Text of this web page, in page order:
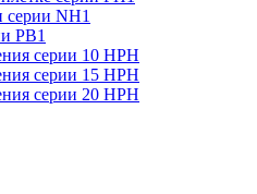
серии NH1
PB1
серии 10 HPH
серии 15 HPH
серии 20 HPH